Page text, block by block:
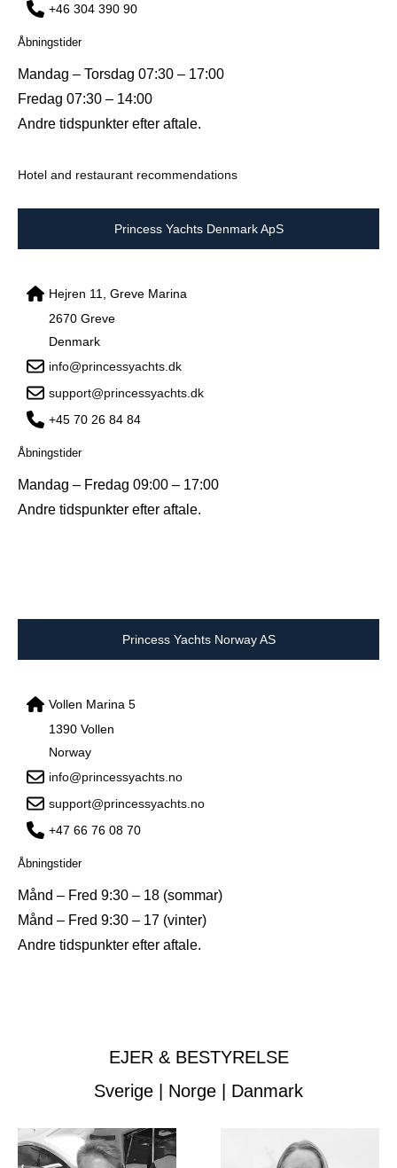
+46 304 390 90
Åbningstider
Mandag – Torsdag 07:30 – 17:00
Fredag 07:30 – 14:00
Andre tidspunkter efter aftale.
Hotel and restaurant recommendations
Princess Yachts Denmark ApS
Hejren 11, Greve Marina
2670 Greve
Denmark
info@princessyachts.dk
support@princessyachts.dk
+45 70 26 84 84
Åbningstider
Mandag – Fredag 09:00 – 17:00
Andre tidspunkter efter aftale.
Princess Yachts Norway AS
Vollen Marina 5
1390 Vollen
Norway
info@princessyachts.no
support@princessyachts.no
+47 66 76 08 70
Åbningstider
Månd – Fred 9:30 – 18 (sommar)
Månd – Fred 9:30 – 17 (vinter)
Andre tidspunkter efter aftale.
EJER & BESTYRELSE
Sverige | Norge | Danmark